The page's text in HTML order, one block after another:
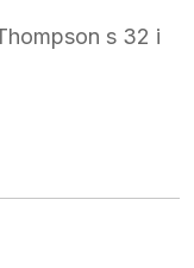
s 32 i